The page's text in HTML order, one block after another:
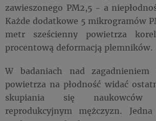
zawieszonego PM2,5 - a
Każde dodatkowe 5 mikrogramów
metr sześcienny powietrza
procentową deformacją plemników.
W badaniach nad zagadnieniem
powietrza na płodność widać
skupiania się
reprodukcyjnym mężczyzn.